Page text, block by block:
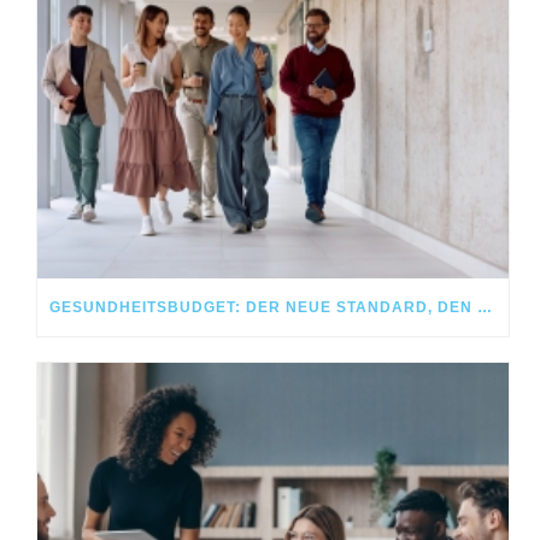
GESUNDHEITSBUDGET: DER NEUE STANDARD, DEN MITARBEITENDE HEUTE ERWARTEN